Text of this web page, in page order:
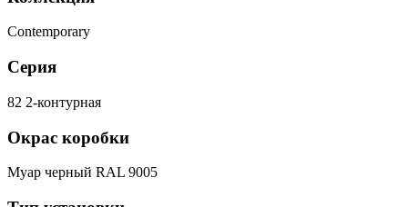
Contemporary
Серия
82 2-контурная
Окрас коробки
Муар черный RAL 9005